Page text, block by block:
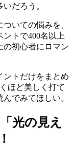
だろう。
いての悩みを、
トで400名以上
の初心者にロマン
ントだけをまとめ
ほど美しく打て
でみてほしい。
光の見え